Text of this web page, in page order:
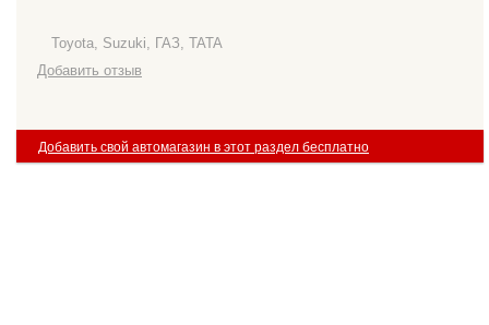
Toyota, Suzuki, ГАЗ, TATA
Добавить отзыв
Добавить свой автомагазин в этот раздел бесплатно